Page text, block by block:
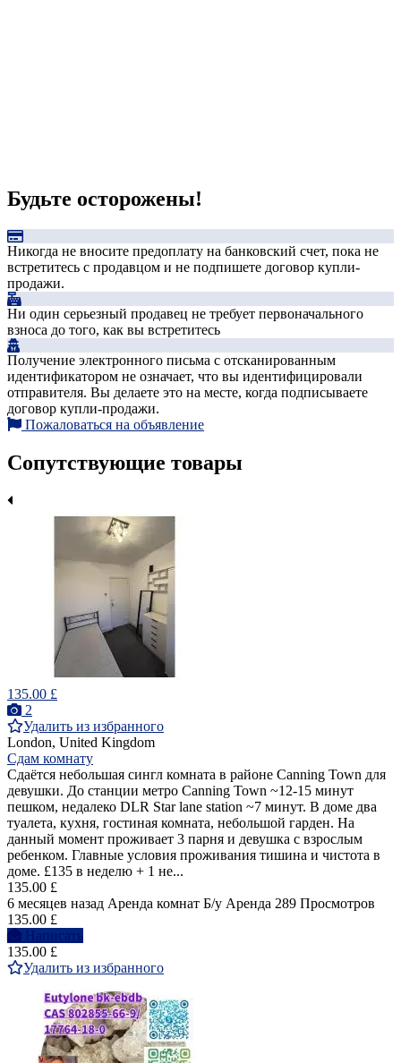
Будьте осторожены!
Никогда не вносите предоплату на банковский счет, пока не
встретитесь с продавцом и не подпишете договор купли-
продажи.
Ни один серьезный продавец не требует первоначального
взноса до того, как вы встретитесь
Получение электронного письма с отсканированным
идентификатором не означает, что вы идентифицировали
отправителя. Вы делаете это на месте, когда подписываете
договор купли-продажи.
Пожаловаться на объявление
Сопутствующие товары
135.00 £
2
Удалить из избранного
London, United Kingdom
Сдам комнату
Сдаётся небольшая сингл комната в районе Canning Town для
девушки. До станции метро Canning Town ~12-15 минут
пешком, недалеко DLR Star lane station ~7 минут. В доме два
туалета, кухня, гостиная комната, небольшой гарден. На
данный момент проживает 3 парня и девушка с взрослым
ребенком. Главные условия проживания тишина и чистота в
доме. £135 в неделю + 1 не...
135.00 £
6 месяцев назад Аренда комнат Б/у Аренда 289 Просмотров
135.00 £
Написать
135.00 £
Удалить из избранного